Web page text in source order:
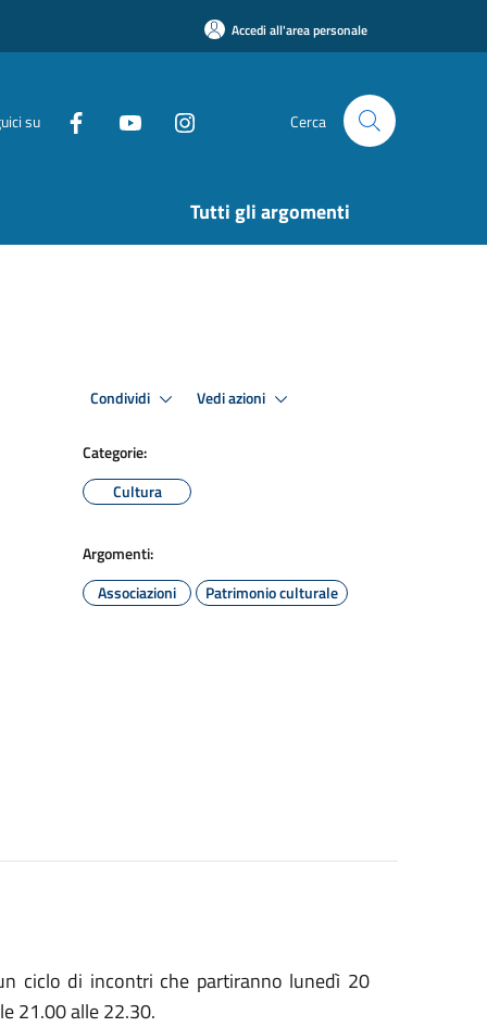
Accedi all'area personale
su Cerca
Tutti gli argomenti
Condividi Vedi azioni
Categorie:
Cultura
Argomenti:
Associazioni
Patrimonio culturale
ciclo di incontri che partiranno lunedì 20
21.00 alle 22.30.